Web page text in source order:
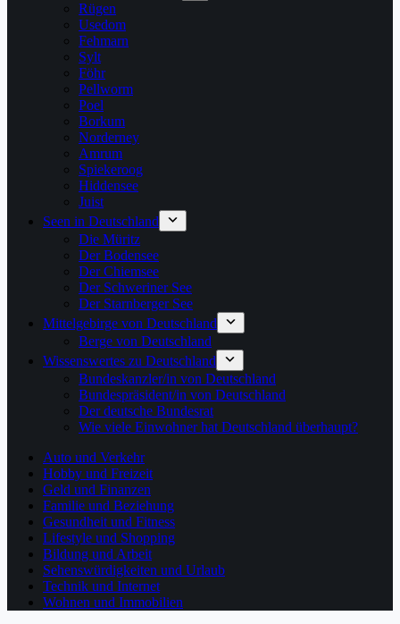
Rügen
Usedom
Fehmarn
Sylt
Föhr
Pellworm
Poel
Borkum
Norderney
Amrum
Spiekeroog
Hiddensee
Juist
Seen in Deutschland
Die Müritz
Der Bodensee
Der Chiemsee
Der Schweriner See
Der Starnberger See
Mittelgebirge von Deutschland
Berge von Deutschland
Wissenswertes zu Deutschland
Bundeskanzler/in von Deutschland
Bundespräsident/in von Deutschland
Der deutsche Bundesrat
Wie viele Einwohner hat Deutschland überhaupt?
Auto und Verkehr
Hobby und Freizeit
Geld und Finanzen
Familie und Beziehung
Gesundheit und Fitness
Lifestyle und Shopping
Bildung und Arbeit
Sehenswürdigkeiten und Urlaub
Technik und Internet
Wohnen und Immobilien